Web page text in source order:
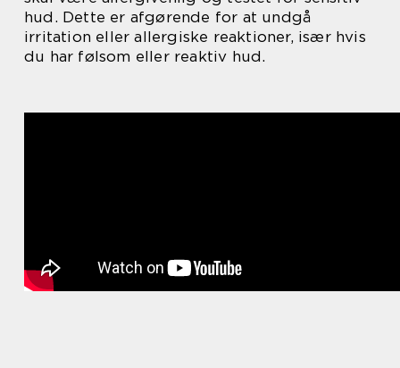
hud. Dette er afgørende for at undgå
irritation eller allergiske reaktioner, især hvis
du har følsom eller reaktiv hud.